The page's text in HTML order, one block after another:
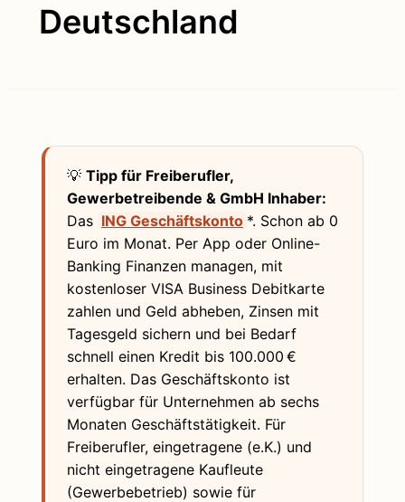
Deutschland
💡 Tipp für Freiberufler,
Gewerbetreibende & GmbH Inhaber:
Das ING Geschäftskonto *. Schon ab 0
Euro im Monat. Per App oder Online-
Banking Finanzen managen, mit
kostenloser VISA Business Debitkarte
zahlen und Geld abheben, Zinsen mit
Tagesgeld sichern und bei Bedarf
schnell einen Kredit bis 100.000 €
erhalten. Das Geschäftskonto ist
verfügbar für Unternehmen ab sechs
Monaten Geschäftstätigkeit. Für
Freiberufler, eingetragene (e.K.) und
nicht eingetragene Kaufleute
(Gewerbebetrieb) sowie für